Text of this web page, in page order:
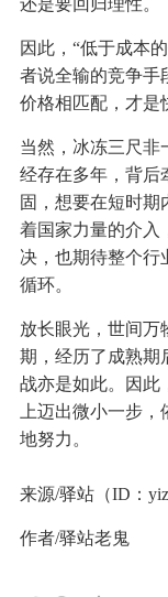
因此，“低于成本
者说全输的竞争手
价格相匹配，才是
当然，冰冻三尺非
经存在多年，背后
固，想要在短时期
着国家力量的介入
决，也期待整个行
循环。
放长眼光，世间万
期，经历了成熟期
战亦是如此。因此
上迈出微小一步
地努力。
来源/驿站（ID：
作者/驿站老鬼